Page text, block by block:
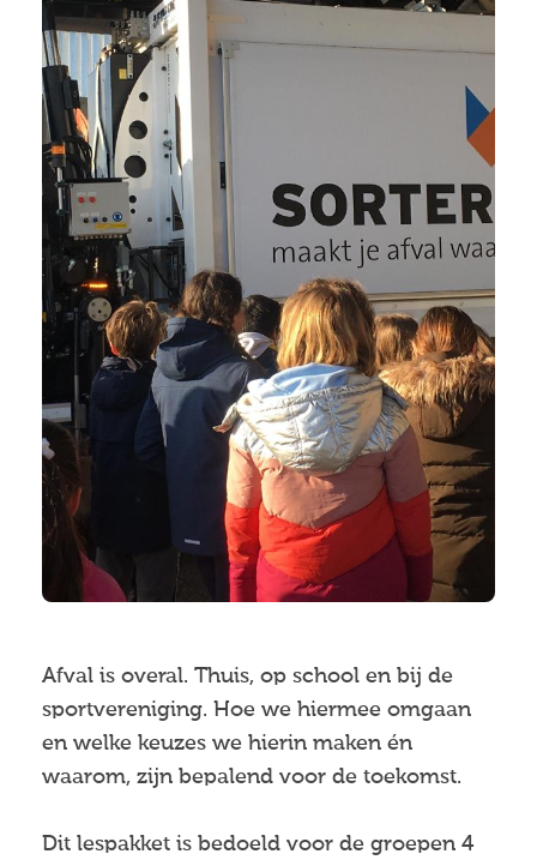
Afval is overal. Thuis, op school en bij de
sportvereniging. Hoe we hiermee omgaan
en welke keuzes we hierin maken én
waarom, zijn bepalend voor de toekomst.
Dit lespakket is bedoeld voor de groepen 4